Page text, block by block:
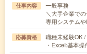
仕事内容
一般事務
＼大手企業で
専用システム
応募資格
職種未経験OK
・Excel:基本